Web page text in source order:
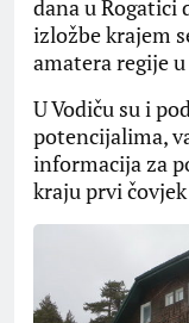
dana u
izložbe krajem
amatera regije
U Vodiču su i
potencijalima,
informacija za
kraju prvi